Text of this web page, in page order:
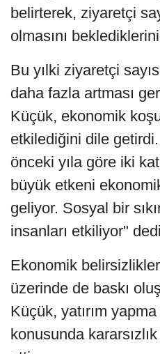
belirterek, ziyaretçi
olmasını
Bu yılki ziyaretçi
daha fazla artması
Küçük, ekonomik
etkilediğini dile
önceki yıla göre iki
büyük etkeni
geliyor. Sosyal bir
insanları etkiliyor"
Ekonomik
üzerinde de baskı
Küçük, yatırım
konusunda